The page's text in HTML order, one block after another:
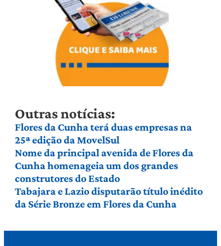
Outras notícias:
Flores da Cunha terá duas empresas na
25ª edição da MovelSul
Nome da principal avenida de Flores da
Cunha homenageia um dos grandes
construtores do Estado
Tabajara e Lazio disputarão título inédito
da Série Bronze em Flores da Cunha